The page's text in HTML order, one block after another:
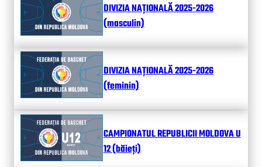
DIVIZIA NAȚIONALĂ 2025-2026
(masculin)
DIVIZIA NAȚIONALĂ 2025-2026
(feminin)
CAMPIONATUL REPUBLICII MOLDOVA U
12 (băieți)